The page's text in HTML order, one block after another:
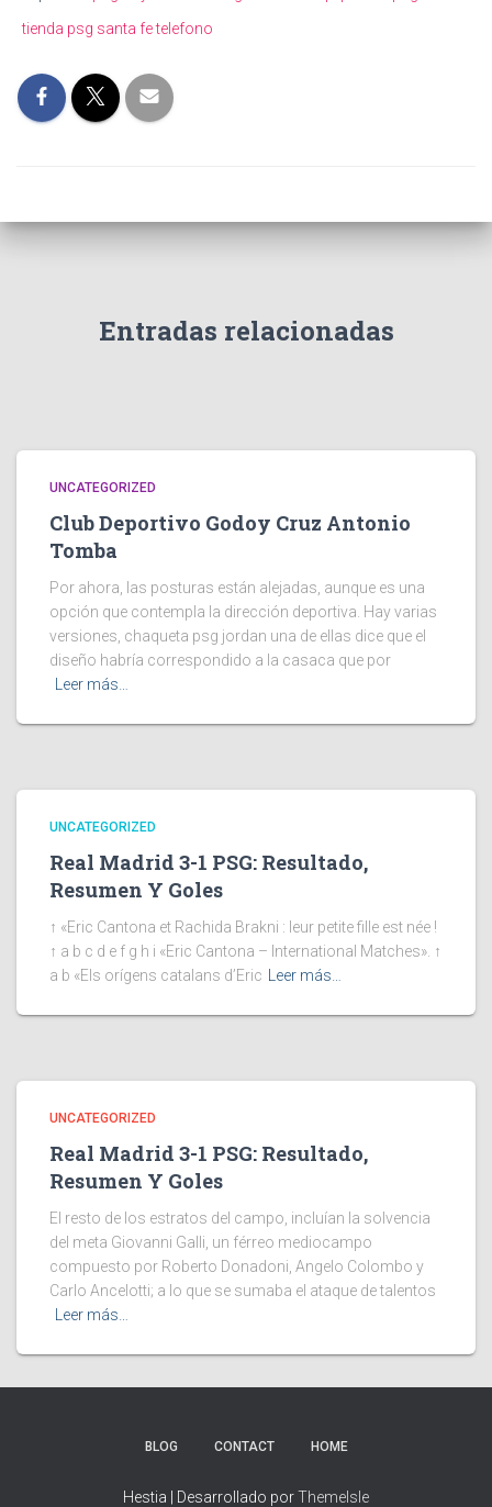
tienda psg santa fe telefono
Entradas relacionadas
UNCATEGORIZED
Club Deportivo Godoy Cruz Antonio
Tomba
Por ahora, las posturas están alejadas, aunque es una
opción que contempla la dirección deportiva. Hay varias
versiones, chaqueta psg jordan una de ellas dice que el
diseño habría correspondido a la casaca que por
Leer más…
UNCATEGORIZED
Real Madrid 3-1 PSG: Resultado,
Resumen Y Goles
↑ «Eric Cantona et Rachida Brakni : leur petite fille est née !
↑ a b c d e f g h i «Eric Cantona – International Matches». ↑
a b «Els orígens catalans d’Eric Leer más…
UNCATEGORIZED
Real Madrid 3-1 PSG: Resultado,
Resumen Y Goles
El resto de los estratos del campo, incluían la solvencia
del meta Giovanni Galli, un férreo mediocampo
compuesto por Roberto Donadoni, Angelo Colombo y
Carlo Ancelotti; a lo que se sumaba el ataque de talentos
Leer más…
BLOG CONTACT HOME
Hestia | Desarrollado porThemeIsle